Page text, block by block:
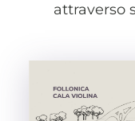
attraverso